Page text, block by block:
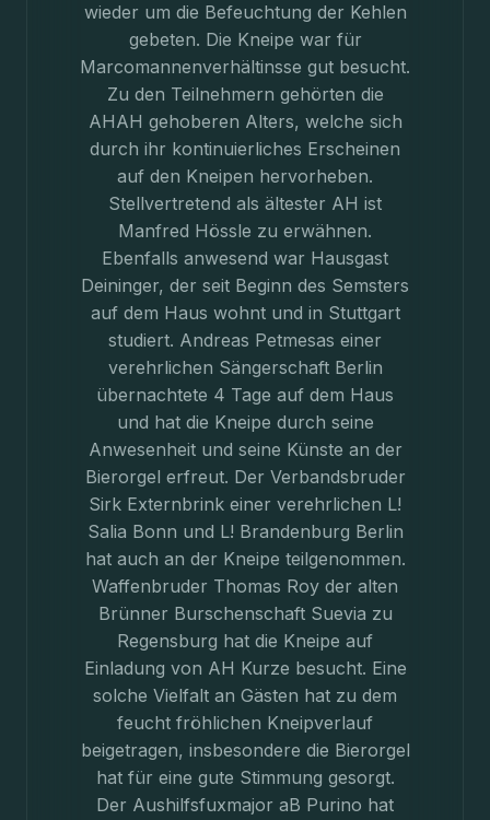
wieder um die Befeuchtung der Kehlen
gebeten. Die Kneipe war für
Marcomannenverhältinsse gut besucht.
Zu den Teilnehmern gehörten die
AHAH gehoberen Alters, welche sich
durch ihr kontinuierliches Erscheinen
auf den Kneipen hervorheben.
Stellvertretend als ältester AH ist
Manfred Hössle zu erwähnen.
Ebenfalls anwesend war Hausgast
Deininger, der seit Beginn des Semsters
auf dem Haus wohnt und in Stuttgart
studiert. Andreas Petmesas einer
verehrlichen Sängerschaft Berlin
übernachtete 4 Tage auf dem Haus
und hat die Kneipe durch seine
Anwesenheit und seine Künste an der
Bierorgel erfreut. Der Verbandsbruder
Sirk Externbrink einer verehrlichen L!
Salia Bonn und L! Brandenburg Berlin
hat auch an der Kneipe teilgenommen.
Waffenbruder Thomas Roy der alten
Brünner Burschenschaft Suevia zu
Regensburg hat die Kneipe auf
Einladung von AH Kurze besucht. Eine
solche Vielfalt an Gästen hat zu dem
feucht fröhlichen Kneipverlauf
beigetragen, insbesondere die Bierorgel
hat für eine gute Stimmung gesorgt.
Der Aushilfsfuxmajor aB Purino hat